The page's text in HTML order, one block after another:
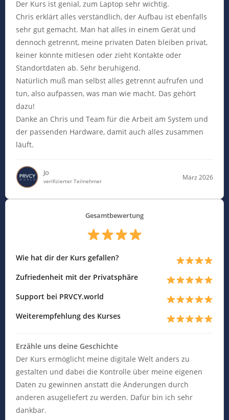
Der Kurs ist genial, zum Laptop sehr wichtig.
Chris erklärt alles verständlich, der Aufbau ist ebenfalls
sehr gut gemacht. Man hat alles in einem Gerät und
dennoch getrennt, meine privaten Daten bleiben privat,
keiner könnte mitlesen oder zieht Kontakte oder
Standortdaten ab. Sehr beruhigend.
Natürlich muß man selbst alles getrennt aufrufen und
tun, also aufpassen, was man wie macht. Das gehört
dazu!
Danke an Chris und Team für die Arbeit am System und
der passenden Hardware, damit auch alles zusammen
läuft.
Jo
verifizierter Teilnehmer
März 2026
Gesamtbewertung
Wie hat dir der Kurs gefallen?
Zufriedenheit mit der Privatsphäre
Support bei PRVCY.world
Weiterempfehlung des Kurses
Erzähle uns deine Geschichte
Der Kurs ermöglicht meine digitale Welt anders zu
gestalten und dabei die Kontrolle über meine eigenen
Daten zu gewinnen anstatt die Änderungen durch
anderen asugeliefert zu werden. Dafür bin ich sehr
dankbar.